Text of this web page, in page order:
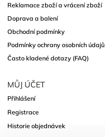
Reklamace zboží a vrácení zboží
Doprava a balení
Obchodní podmínky
Podmínky ochrany osobních údajů
Často kladené dotazy (FAQ)
MŮJ ÚČET
Přihlášení
Registrace
Historie objednávek